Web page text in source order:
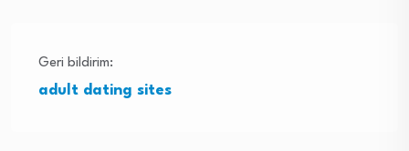
Geri bildirim:
adult dating sites